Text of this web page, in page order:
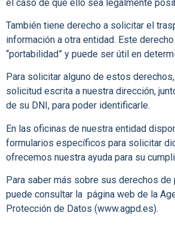
el caso de que ello sea legalmente
También tiene derecho a solicitar el
información a otra entidad. Este
“portabilidad” y puede ser útil en
Para solicitar alguno de estos
solicitud escrita a nuestra dirección,
de su DNI, para poder identificarle.
En las oficinas de nuestra entidad
formularios específicos para solicitar
ofrecemos nuestra ayuda para su
Para saber más sobre sus derechos
puede consultar la página web de la
Protección de Datos (www.agpd.es).